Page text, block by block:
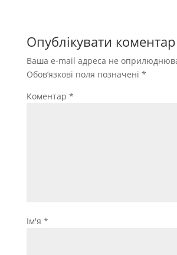
Опублікувати коментар
Ваша e-mail адреса не
Обов’язкові поля позначені *
Коментар *
Ім'я *